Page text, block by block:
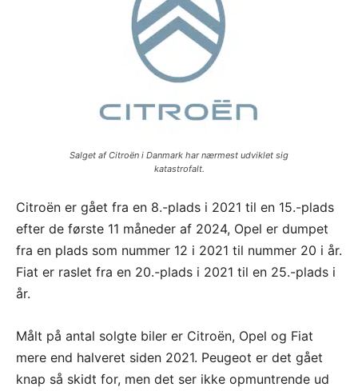
Salget af Citroën i Danmark har nærmest udviklet sig
katastrofalt.
Citroën er gået fra en 8.-plads i 2021 til en 15.-plads
efter de første 11 måneder af 2024, Opel er dumpet
fra en plads som nummer 12 i 2021 til nummer 20 i år.
Fiat er raslet fra en 20.-plads i 2021 til en 25.-plads i
år.
Målt på antal solgte biler er Citroën, Opel og Fiat
mere end halveret siden 2021. Peugeot er det gået
knap så skidt for, men det ser ikke opmuntrende ud